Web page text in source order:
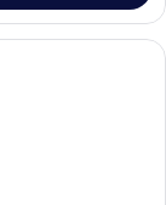
mit Liegestühlen